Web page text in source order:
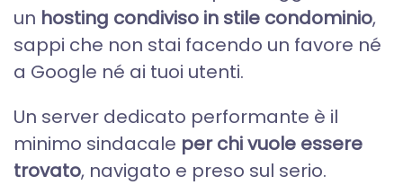
un hosting condiviso in stile condominio,
sappi che non stai facendo un favore né
a Google né ai tuoi utenti.
Un server dedicato performante è il
minimo sindacale per chi vuole essere
trovato, navigato e preso sul serio.